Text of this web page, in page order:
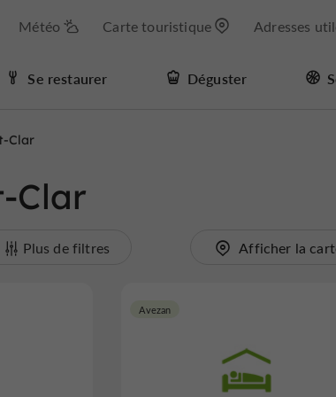
Météo Carte touristique Adresses
Se restaurer Déguster
Clar
Clar
Plus de filtres Afficher la
Avezan